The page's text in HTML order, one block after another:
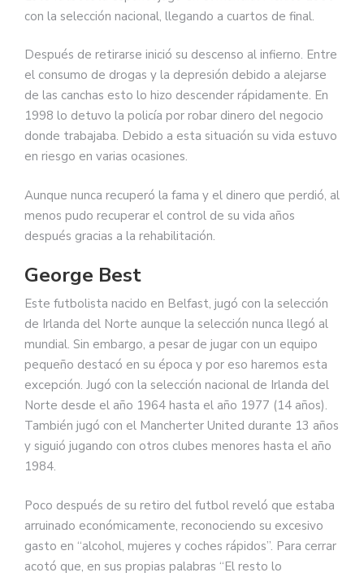
con la selección nacional, llegando a cuartos de final.
Después de retirarse inició su descenso al infierno. Entre
el consumo de drogas y la depresión debido a alejarse
de las canchas esto lo hizo descender rápidamente. En
1998 lo detuvo la policía por robar dinero del negocio
donde trabajaba. Debido a esta situación su vida estuvo
en riesgo en varias ocasiones.
Aunque nunca recuperó la fama y el dinero que perdió, al
menos pudo recuperar el control de su vida años
después gracias a la rehabilitación.
George Best
Este futbolista nacido en Belfast, jugó con la selección
de Irlanda del Norte aunque la selección nunca llegó al
mundial. Sin embargo, a pesar de jugar con un equipo
pequeño destacó en su época y por eso haremos esta
excepción. Jugó con la selección nacional de Irlanda del
Norte desde el año 1964 hasta el año 1977 (14 años).
También jugó con el Mancherter United durante 13 años
y siguió jugando con otros clubes menores hasta el año
1984.
Poco después de su retiro del futbol reveló que estaba
arruinado económicamente, reconociendo su excesivo
gasto en “alcohol, mujeres y coches rápidos”. Para cerrar
acotó que, en sus propias palabras “El resto lo